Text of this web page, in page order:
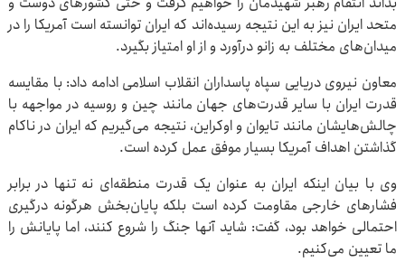
متحد ایران نیز به این نتیجه رسیده‌اند که ایران توانسته است آمریکا را در
میدان‌های مختلف به زانو درآورد و از او امتیاز بگیرد.
معاون نیروی دریایی سپاه پاسداران انقلاب اسلامی ادامه داد: با مقایسه
قدرت ایران با سایر قدرت‌های جهان مانند چین و روسیه در مواجهه با
چالش‌هایشان مانند تایوان و اوکراین، نتیجه می‌گیریم که ایران در ناکام
گذاشتن اهداف آمریکا بسیار موفق عمل کرده است.
وی با بیان اینکه ایران به عنوان یک قدرت منطقه‌ای نه تنها در برابر
فشارهای خارجی مقاومت کرده است بلکه پایان‌بخش هرگونه درگیری
احتمالی خواهد بود، گفت: شاید آنها جنگ را شروع کنند، اما پایانش را
ما تعیین می‌کنیم.